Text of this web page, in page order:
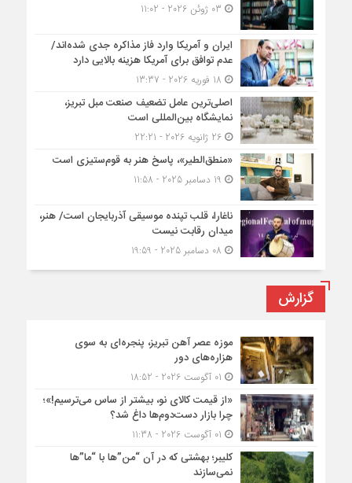
ایران و آمریکا وارد فاز مذاکره جدی شده‌اند/
عدم توافق برای آمریکا هزینه بالایی دارد
اصلی‌ترین عامل تضعیف صنعت مبل تبریز،
نمایشگاه بین‌المللی است
26 ژانویه 2026 - 22:21
«منطق‌الطیر»، پاسخ هنر به قوم‌ستیزی است
ناغارا، قلب تپنده موسیقی آذربایجان است/ هنر،
میدان رقابت نیست
گزارش
موزه عصر آهن تبریز، پنجره‌ای به سوی
هزاره‌های دور
«از قیمت کالای نو، بیشتر از ساس می‌ترسیم!»؛
چرا بازار دست‌دوم‌ها داغ شد؟
کلیبر؛ بهشتی که در آن “من”ها با “ما”ها
نمی‌سازند